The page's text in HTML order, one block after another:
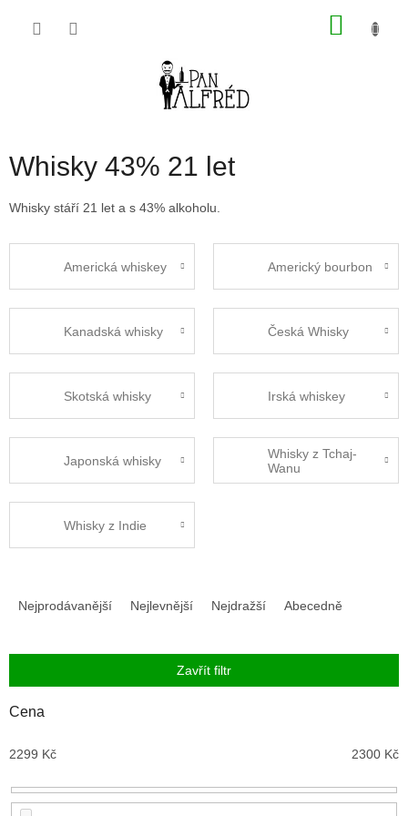
Whisky 43% 21 let
Whisky stáří 21 let a s 43% alkoholu.
Americká whiskey Americký bourbon
Kanadská whisky Česká Whisky
Skotská whisky Irská whiskey
Japonská whisky
Whisky z Tchaj-
Wanu
Whisky z Indie
í
p
d
u
k
Nejprodávanější Nejlevnější Nejdražší Abecedně
Zavřít filtr
Cena
2299 Kč 2300 Kč